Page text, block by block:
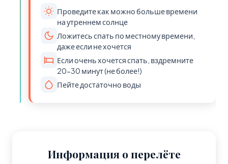
Проведите как можно больше времени
на утреннем солнце
Ложитесь спать по местному времени,
даже если не хочется
Если очень хочется спать, вздремните
20-30 минут (не более!)
Пейте достаточно воды
Информация о перелёте